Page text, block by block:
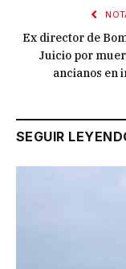
Ex director de
Juicio por
ancianos en
SEGUIR